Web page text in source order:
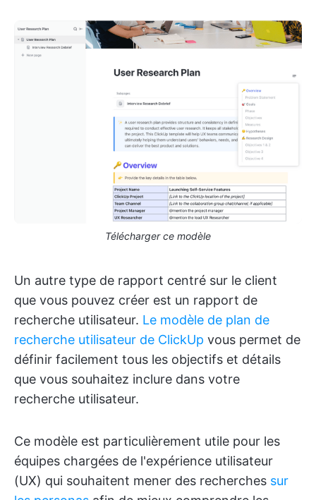
Télécharger ce modèle
Un autre type de rapport centré sur le client
que vous pouvez créer est un rapport de
recherche utilisateur. Le modèle de plan de
recherche utilisateur de ClickUp vous permet de
définir facilement tous les objectifs et détails
que vous souhaitez inclure dans votre
recherche utilisateur.
Ce modèle est particulièrement utile pour les
équipes chargées de l'expérience utilisateur
(UX) qui souhaitent mener des recherches sur